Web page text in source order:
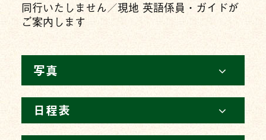
同行いたしません／現地 英語係員・ガイドが
ご案内します
写真
日程表